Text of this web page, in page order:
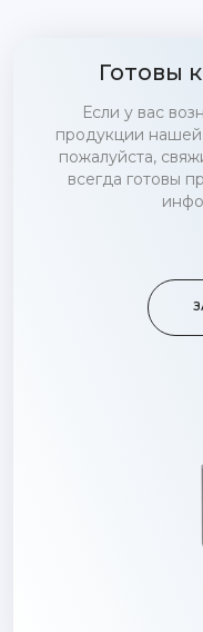
Готовы
Если у вас
продукции нашей
пожалуйста,
всегда готовы